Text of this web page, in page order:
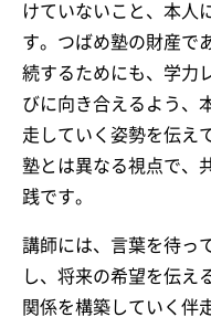
けていないこと、本人
す。つばめ塾の財産で
続するためにも、学力
びに向き合えるよう、
走していく姿勢を伝え
塾とは異なる視点で、
践です。
講師には、言葉を待っ
し、将来の希望を伝え
関係を構築していく伴